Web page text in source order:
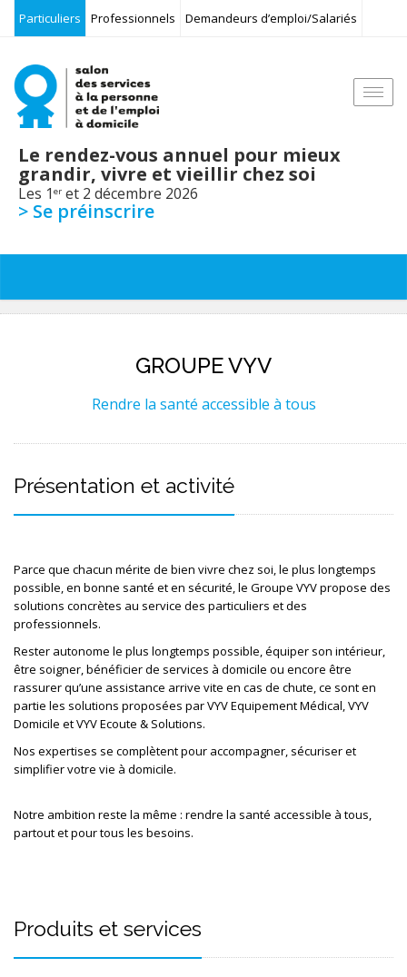
Particuliers Professionnels Demandeurs d’emploi/Salariés
Le rendez-vous annuel pour mieux
grandir, vivre et vieillir chez soi
Les 1 er et 2 décembre 2026
> Se préinscrire
GROUPE VYV
Rendre la santé accessible à tous
Présentation et activité
Parce que chacun mérite de bien vivre chez soi, le plus longtemps
possible, en bonne santé et en sécurité, le Groupe VYV propose des
solutions concrètes au service des particuliers et des
professionnels.
Rester autonome le plus longtemps possible, équiper son intérieur,
être soigner, bénéficier de services à domicile ou encore être
rassurer qu’une assistance arrive vite en cas de chute, ce sont en
partie les solutions proposées par VYV Equipement Médical, VYV
Domicile et VYV Ecoute & Solutions.
Nos expertises se complètent pour accompagner, sécuriser et
Notre ambition reste la même : rendre la santé accessible à tous,
partout et pour tous les besoins.
Produits et services